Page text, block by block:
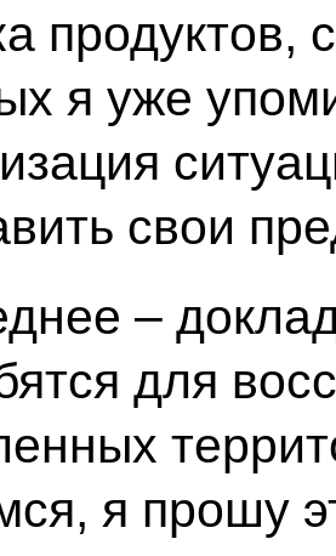
продуктов,
я уже
свои
–
для
я прошу